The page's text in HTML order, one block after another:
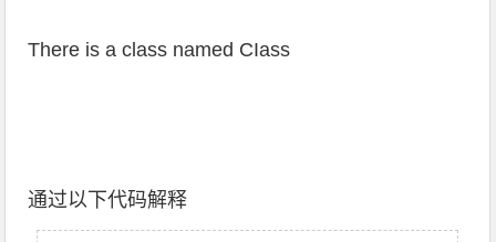
There is a class named CIass
通过以下代码解释